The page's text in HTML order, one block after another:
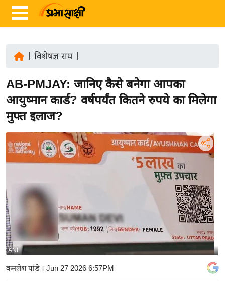
ज़ा
ख
र
रा
ष्ट्री
ष्ट्री
य
बि
ज़
ने
विशेषज्ञ राय|
AB-PMJAY: जानिए कैसे बनेगा आपका
आयुष्मान कार्ड? वर्षपर्यंत कितने रुपये का मिलेगा
मुफ्त इलाज?
ANI
कमलेश पांडे। Jun 27 2026 6:57PM